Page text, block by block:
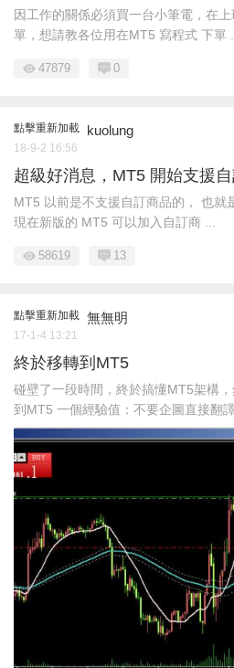
因工作的關係必須買一台小筆電，在
單，想請教各位用在MT5 寫程式 下單 ...
47879 0
點擊重新加載 kuolung
18-9-2 16:56
超級好消息，MT5 開始支援
MT5 以前是不支援自訂商品的， 也就
現在新版的 MT5 可以加入自訂商 ...
58619 13
點擊重新加載 無無明
17-1-4 13:21
終於移轉到MT5
碰壁了一段時間，終於搞懂MT5架構
到MT5 一個經驗值：不要企圖直接翻譯